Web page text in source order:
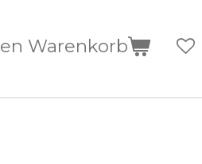
Warenkorb